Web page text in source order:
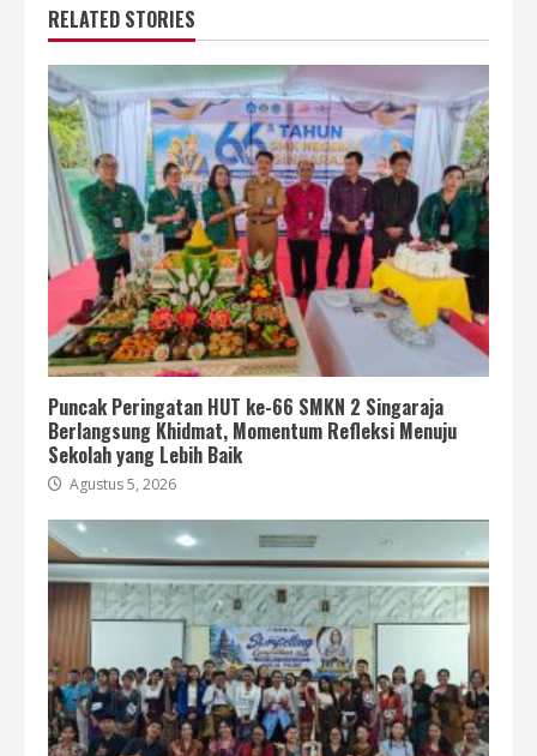
RELATED STORIES
Puncak Peringatan HUT ke-66 SMKN 2 Singaraja
Berlangsung Khidmat, Momentum Refleksi Menuju
Sekolah yang Lebih Baik
Agustus 5, 2026